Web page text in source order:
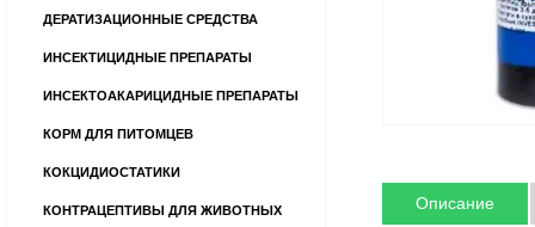
Описание
ДЕРАТИЗАЦИОННЫЕ СРЕДСТВА
ИНСЕКТИЦИДНЫЕ ПРЕПАРАТЫ
ИНСЕКТОАКАРИЦИДНЫЕ ПРЕПАРАТЫ
КОРМ ДЛЯ ПИТОМЦЕВ
КОКЦИДИОСТАТИКИ
КОНТРАЦЕПТИВЫ ДЛЯ ЖИВОТНЫХ